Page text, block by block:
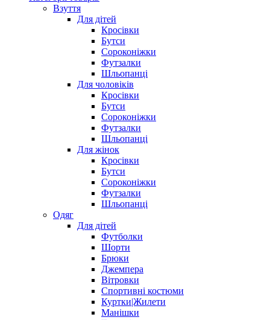
Взуття
Для дітей
Кросівки
Бутси
Сороконіжки
Футзалки
Шльопанці
Для чоловіків
Кросівки
Бутси
Сороконіжки
Футзалки
Шльопанці
Для жінок
Кросівки
Бутси
Сороконіжки
Футзалки
Шльопанці
Одяг
Для дітей
Футболки
Шорти
Брюки
Джемпера
Вітровки
Спортивні костюми
Куртки|Жилети
Манішки